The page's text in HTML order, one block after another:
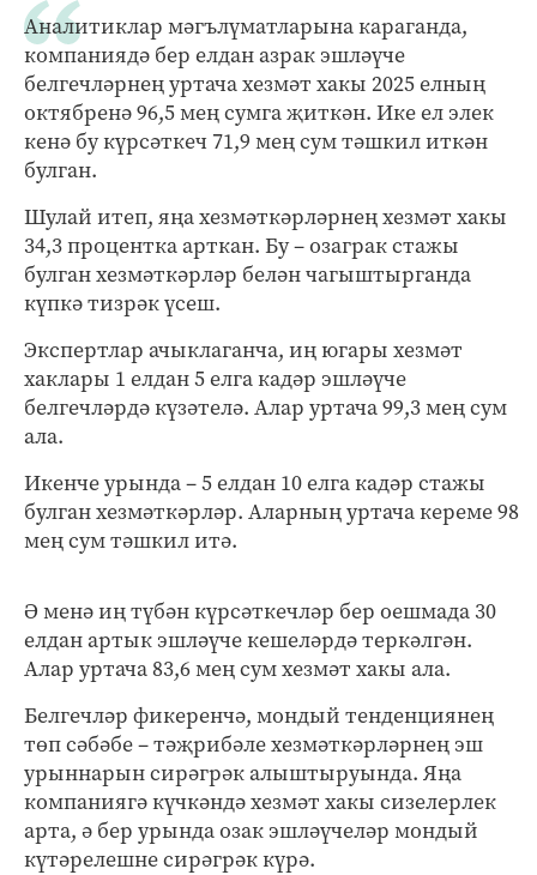
Аналитиклар мәгълүматларына караганда,
компаниядә бер елдан азрак эшләүче
белгечләрнең уртача хезмәт хакы 2025 елның
октябренә 96,5 мең сумга җиткән. Ике ел элек
кенә бу күрсәткеч 71,9 мең сум тәшкил иткән
булган.
Шулай итеп, яңа хезмәткәрләрнең хезмәт хакы
34,3 процентка арткан. Бу – озаграк стажы
булган хезмәткәрләр белән чагыштырганда
күпкә тизрәк үсеш.
Экспертлар ачыклаганча, иң югары хезмәт
хаклары 1 елдан 5 елга кадәр эшләүче
белгечләрдә күзәтелә. Алар уртача 99,3 мең сум
ала.
Икенче урында – 5 елдан 10 елга кадәр стажы
булган хезмәткәрләр. Аларның уртача кереме 98
мең сум тәшкил итә.
Ә менә иң түбән күрсәткечләр бер оешмада 30
елдан артык эшләүче кешеләрдә теркәлгән.
Алар уртача 83,6 мең сум хезмәт хакы ала.
Белгечләр фикеренчә, мондый тенденциянең
төп сәбәбе – тәҗрибәле хезмәткәрләрнең эш
урыннарын сирәгрәк алыштыруында. Яңа
компаниягә күчкәндә хезмәт хакы сизелерлек
арта, ә бер урында озак эшләүчеләр мондый
күтәрелешне сирәгрәк күрә.